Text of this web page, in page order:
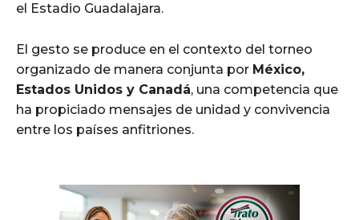
el Estadio Guadalajara.
El gesto se produce en el contexto del torneo
organizado de manera conjunta por México,
Estados Unidos y Canadá, una competencia que
ha propiciado mensajes de unidad y convivencia
entre los países anfitriones.